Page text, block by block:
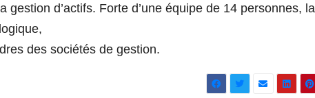
d’actifs. Forte d’une équipe de 14 personnes, la
des sociétés de gestion.